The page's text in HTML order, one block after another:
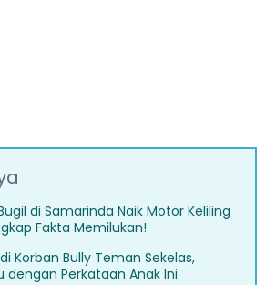
di Samarinda Naik Motor Keliling
Fakta Memilukan!
Korban Bully Teman Sekelas,
dengan Perkataan Anak Ini